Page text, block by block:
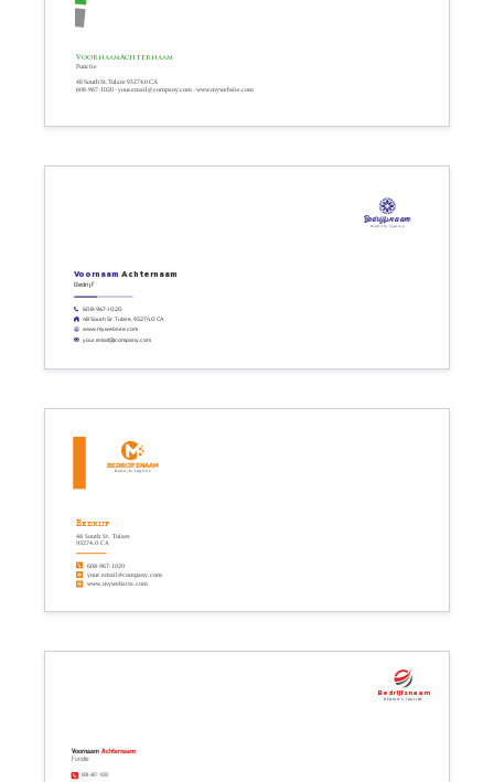
608-967-1020 - your.email@company.com - www.mywebsite.com
48 South St. Tulare 93274.0 CA
VoornaamAchternaam
Functie
your.email@company.com
www.mywebsite.com
Bedrijf
608-967-1020
48 South St. Tulare, 93274.0 CA
Voornaam Achternaam
Bedrijfsnaam
Bedrijfs tagline
www.mywebsite.com
48 South St. Tulare
93274.0 CA
608-967-1020
your.email@company.com
Bedrijf
Bedrijfsnaam
Bedrijfs tagline
608-967-1020
Functie
Voornaam Achternaam
Bedrijfsnaam
Bedrijfs tagline